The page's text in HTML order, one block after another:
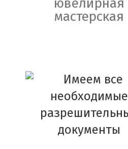
мастерская